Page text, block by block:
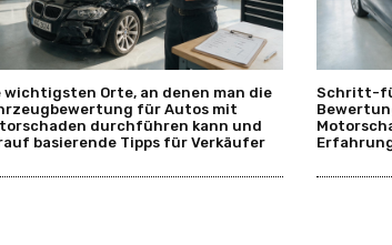
wichtigsten Orte, an denen man die
für Autos mit
durchführen kann und
basierende Tipps für Verkäufer
Schritt-